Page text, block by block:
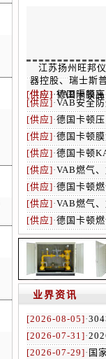
江苏扬州旺邦
器控股、瑞士斯
[供应]·德国卡顿
[供应]·VAB隔膜
[供应]·VAB安全
[供应]·德国卡顿
[供应]·德国卡顿
[供应]·德国卡顿
[供应]·VAB燃气
[供应]·德国卡顿
[供应]·VAB燃气
[供应]·德国卡顿
业界资讯
[2026-08-05]·
[2026-07-31]·
[2026-07-29]· 国